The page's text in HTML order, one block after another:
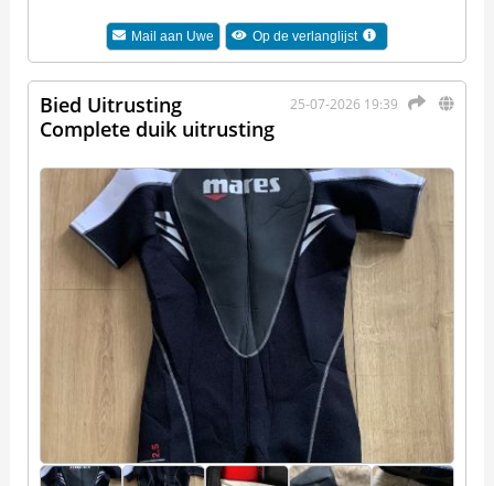
Mail aan Uwe Op de verlanglijst
25-07-2026 19:39
Bied Uitrusting
Complete duik uitrusting